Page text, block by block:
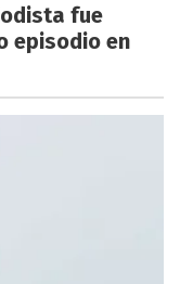
fue
episodio en